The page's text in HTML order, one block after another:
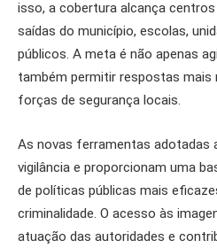
isso, a cobertura alcança
saídas do município, escolas,
públicos. A meta é não apenas
também permitir respostas mais
forças de segurança locais.
As novas ferramentas adotadas
vigilância e proporcionam uma
de políticas públicas mais
criminalidade. O acesso às
atuação das autoridades e